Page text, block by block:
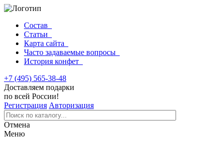
Состав
Статьи
Карта сайта
Часто задаваемые вопросы
История конфет
+7 (495) 565-38-48
Доставляем подарки
по всей России!
Регистрация Авторизация
Отмена
Меню